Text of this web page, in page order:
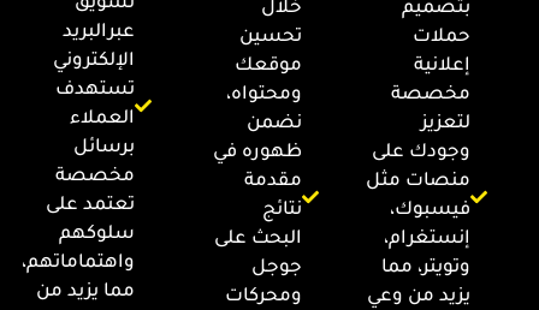
بتصميم
حملات
إعلانية
مخصصة
لتعزيز
وجودك على
منصات مثل
فيسبوك،
إنستغرام،
وتويتر، مما
يزيد من وعي
خلال
تحسين
موقعك
ومحتواه،
نضمن
ظهوره في
مقدمة
نتائج
البحث على
جوجل
ومحركات
تسويق
عبرالبريد
الإلكتروني
تستهدف
العملاء
برسائل
مخصصة
تعتمد على
سلوكهم
واهتماماتهم،
مما يزيد من